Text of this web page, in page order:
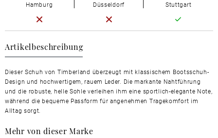
Artikelbeschreibung
Dieser Schuh von Timberland überzeugt mit klassischem Bootsschuh-
Design und hochwertigem, rauem Leder. Die markante Nahtführung
und die robuste, helle Sohle verleihen ihm eine sportlich-elegante Note,
während die bequeme Passform für angenehmen Tragekomfort im
Alltag sorgt.
Mehr von dieser Marke
Hamburg Düsseldorf Stuttgart